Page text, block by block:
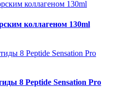
коллагеном 130ml
8 Peptide Sensation Pro